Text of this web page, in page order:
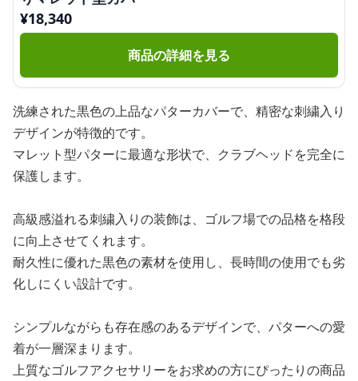
¥18,340
商品の詳細を見る
洗練された黒色の上品なパターカバーで、精密な刺繍入り
デザインが特徴的です。
マレット型パターに最適な形状で、クラブヘッドを完全に
保護します。
高級感溢れる刺繍入りの装飾は、ゴルフ場での品格を格段
に向上させてくれます。
耐久性に優れた黒色の素材を使用し、長時間の使用でも劣
化しにくい設計です。
シンプルながらも存在感のあるデザインで、パターへの愛
着が一層深まります。
上質なゴルフアクセサリーをお求めの方にぴったりの商品